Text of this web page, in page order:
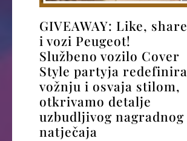
GIVEAWAY: Like, share
i vozi Peugeot!
Službeno vozilo Cover
Style partyja redefinira
vožnju i osvaja stilom,
otkrivamo detalje
uzbudljivog nagradnog
natječaja